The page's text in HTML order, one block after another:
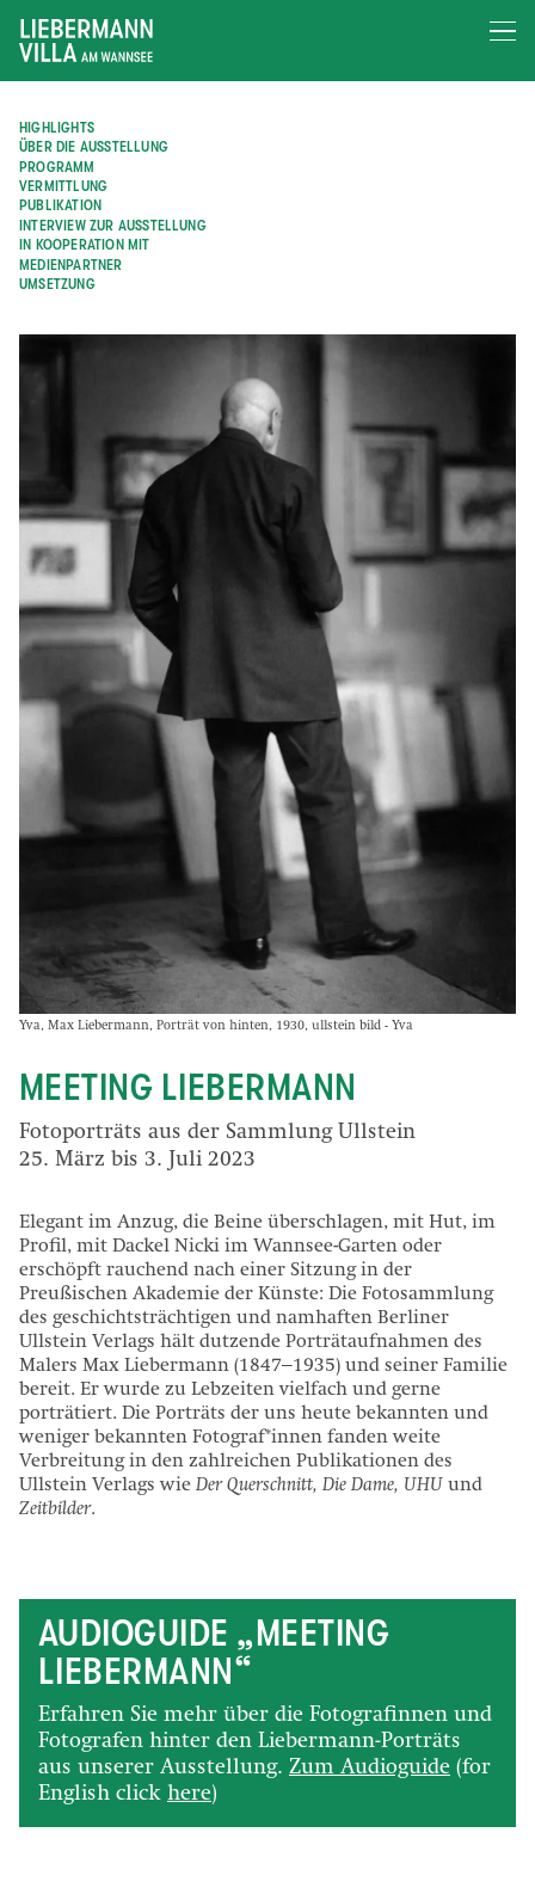
HIGHLIGHTS
ÜBER DIE AUSSTELLUNG
PROGRAMM
VERMITTLUNG
PUBLIKATION
INTERVIEW ZUR AUSSTELLUNG
IN KOOPERATION MIT
MEDIENPARTNER
UMSETZUNG
Yva, Max Liebermann, Porträt von hinten, 1930, ullstein bild - Yva
25. März bis 3. Juli 2023
MEETING LIEBERMANN
Fotoporträts aus der Sammlung Ullstein
Elegant im Anzug, die Beine überschlagen, mit Hut, im
Profil, mit Dackel Nicki im Wannsee-Garten oder
erschöpft rauchend nach einer Sitzung in der
Preußischen Akademie der Künste: Die Fotosammlung
des geschichtsträchtigen und namhaften Berliner
Ullstein Verlags hält dutzende Porträtaufnahmen des
Malers Max Liebermann (1847–1935) und seiner Familie
bereit. Er wurde zu Lebzeiten vielfach und gerne
porträtiert. Die Porträts der uns heute bekannten und
weniger bekannten Fotograf*innen fanden weite
Verbreitung in den zahlreichen Publikationen des
Ullstein Verlags wie Der Querschnitt, Die Dame, UHU und
Zeitbilder.
AUDIOGUIDE „MEETING
LIEBERMANN“
Erfahren Sie mehr über die Fotografinnen und
Fotografen hinter den Liebermann-Porträts
aus unserer Ausstellung. Zum Audioguide (for
English click here)